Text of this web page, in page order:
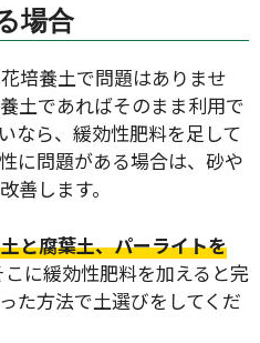
セット
場合
培養土で問題はありませ
土であればそのまま利用で
なら、緩効性肥料を足して
に問題がある場合は、砂や
善します。
と腐葉土、パーライトを
に緩効性肥料を加えると完
た方法で土選びをしてくだ